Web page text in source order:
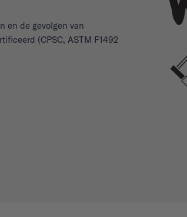
en de gevolgen van
(CPSC, ASTM F1492